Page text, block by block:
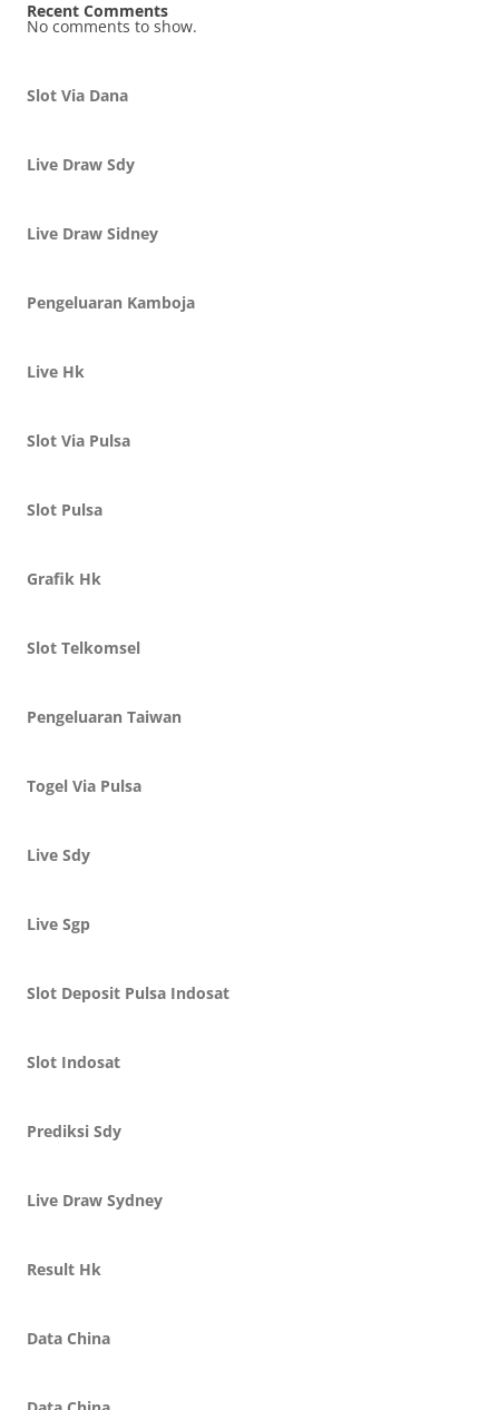
Recent Comments
No comments to show.
Slot Via Dana
Live Draw Sdy
Live Draw Sidney
Pengeluaran Kamboja
Live Hk
Slot Via Pulsa
Slot Pulsa
Grafik Hk
Slot Telkomsel
Pengeluaran Taiwan
Togel Via Pulsa
Live Sdy
Live Sgp
Slot Deposit Pulsa Indosat
Slot Indosat
Prediksi Sdy
Live Draw Sydney
Result Hk
Data China